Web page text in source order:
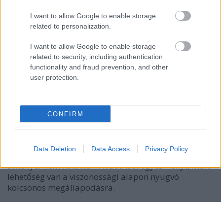
I want to allow Google to enable storage
related to personalization.
I want to allow Google to enable storage
related to security, including authentication
functionality and fraud prevention, and other
user protection.
CONFIRM
Data Deletion Data Access Privacy Policy
Léteznek uniós szabályok is. Például tízezer eurót
ezt a vámhatóságnak bejelentenék, nem szabad
unión kívüli országokba bőröndben kivinni. Ugyanez
igaz az állítólag Bécsből induló magángépekre is,
Aki ezt a rendelkezést megszegi, mindjárt súlyos
juttatott pénzt, esetleg részvényt csempésztek ki,
ezeket – a bűnügyi jogsegélyegyezmények alapján –
jó eséllyel vissza lehet szerezni. Ám akkor sem
tudhatja magát senki teljes biztonságban, ha olyan
országba menekíti a pénzét vagy saját magát,
amellyel nem kötöttünk kiadatási egyezményt, mert
lehetőség van a viszonossági alapon nyugvó
kölcsönös megállapodásra.